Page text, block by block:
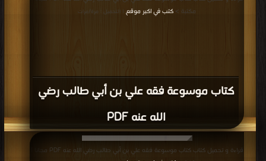
كتاب موسوعة فقه علي بن أبي طالب رضي
الله عنه PDF
مكتبة > كتب في اكبر موقع | التحميل : مرة/مرات
قراءة و تحميل كتاب كتاب موسوعة فقه علي بن أبي طالب رضي الله عنه PDF مجانا |